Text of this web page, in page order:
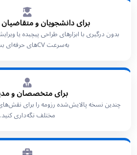
برای دانشجویان و
بدون درگیری با ابزارهای طراحی پیچیده یا
به‌سرعت CVهای حرفه‌ای بسازید.
برای متخصصان و
چندین نسخه پالایش‌شده رزومه را برای
مختلف نگه‌داری کنید.